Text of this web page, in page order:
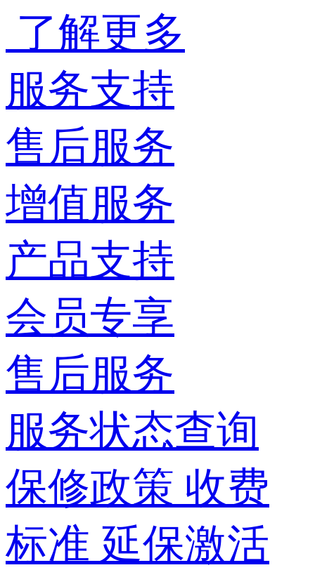
了解更多
服务支持
售后服务
增值服务
产品支持
会员专享
售后服务
服务状态查询
保修政策 收费
标准 延保激活